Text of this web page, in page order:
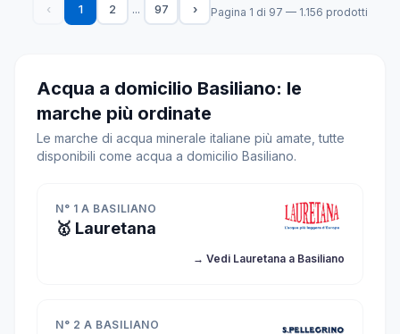
‹ 1 2 ... 97 › Pagina 1 di 97 — 1.156 prodotti
Acqua a domicilio Basiliano: le
marche più ordinate
Le marche di acqua minerale italiane più amate, tutte
disponibili come acqua a domicilio Basiliano.
N° 1 A BASILIANO
🥇 Lauretana
→ Vedi Lauretana a Basiliano
N° 2 A BASILIANO